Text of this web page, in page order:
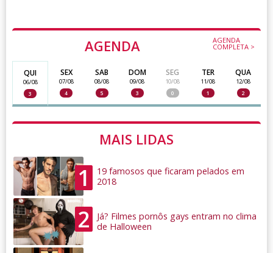
AGENDA AGENDA
COMPLETA >
QUI
06/08
3
SEX
07/08
4
SAB
08/08
5
DOM
09/08
3
SEG
10/08
0
TER
11/08
1
QUA
12/08
2
MAIS LIDAS
1
19 famosos que ficaram pelados em
2018
2
Já? Filmes pornôs gays entram no clima
de Halloween